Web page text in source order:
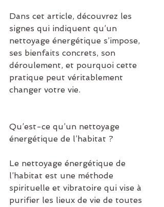
Dans cet article, découvrez les
signes qui indiquent qu’un
nettoyage énergétique s’impose,
ses bienfaits concrets, son
déroulement, et pourquoi cette
pratique peut véritablement
changer votre vie.
Qu’est-ce qu’un nettoyage
énergétique de l’habitat ?
Le nettoyage énergétique de
l’habitat est une méthode
spirituelle et vibratoire qui vise à
purifier les lieux de vie de toutes